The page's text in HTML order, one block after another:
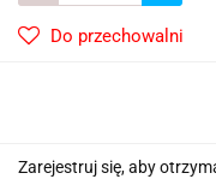
Do przechowalni
Zarejestruj się, aby